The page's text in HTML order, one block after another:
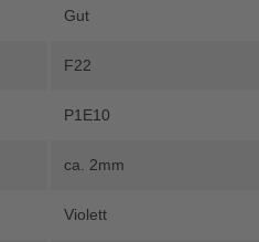
Gut
F22
P1E10
ca. 2mm
Violett